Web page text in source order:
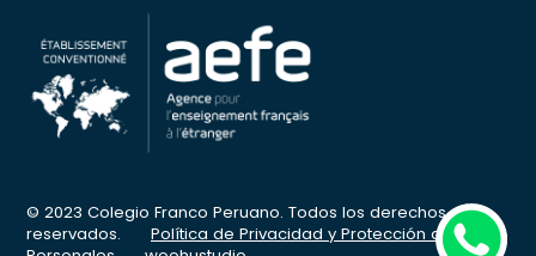
© 2023 Colegio Franco Peruano. Todos los derechos
reservados.
Política de Privacidad y Protección de Datos
whatsapp